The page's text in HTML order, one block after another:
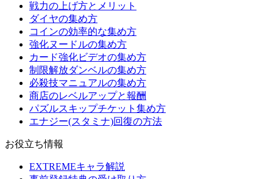
戦力の上げ方とメリット
ダイヤの集め方
コインの効率的な集め方
強化ヌードルの集め方
カード強化ビデオの集め方
制限解放ダンベルの集め方
必殺技マニュアルの集め方
商店のレベルアップと報酬
パズルスキップチケット集め方
エナジー(スタミナ)回復の方法
お役立ち情報
EXTREMEキャラ解説